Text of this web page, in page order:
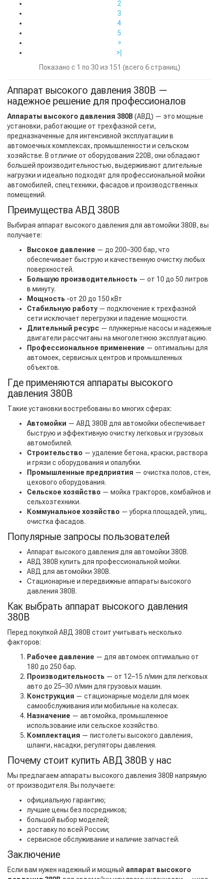
2
3
4
5
>
>|
Показано с 1 по 30 из 151 (всего 6 страниц)
Аппарат высокого давления 380В —
надежное решение для профессионалов
Аппараты высокого давления 380В (АВД) — это мощные
установки, работающие от трехфазной сети,
предназначенные для интенсивной эксплуатации в
автомоечных комплексах, промышленности и сельском
хозяйстве. В отличие от оборудования 220В, они обладают
большей производительностью, выдерживают длительные
нагрузки и идеально подходят для профессиональной мойки
автомобилей, спецтехники, фасадов и производственных
помещений.
Преимущества АВД 380В
Выбирая аппарат высокого давления для автомойки 380В, вы
получаете:
Высокое давление — до 200–300 бар, что
обеспечивает быструю и качественную очистку любых
поверхностей.
Большую производительность — от 10 до 50 литров
в минуту.
Мощность -от 20 до 150 кВт
Стабильную работу— подключение к трехфазной
сети исключает перегрузки и падение мощности.
Длительный ресурс — плунжерные насосы и надежные
двигатели рассчитаны на многолетнюю эксплуатацию.
Профессиональное применение — оптимальны для
автомоек, сервисных центров и промышленных
объектов.
Где применяются аппараты высокого
давления 380В
Такие установки востребованы во многих сферах:
Автомойки — АВД 380В для автомойки обеспечивает
быструю и эффективную очистку легковых и грузовых
автомобилей.
Строительство — удаление бетона, краски, раствора
и грязи с оборудования и опалубки.
Промышленные предприятия — очистка полов, стен,
цехового оборудования.
Сельское хозяйство — мойка тракторов, комбайнов и
сельхозтехники.
Коммунальное хозяйство — уборка площадей, улиц,
очистка фасадов.
Популярные запросы пользователей
Аппарат высокого давления для автомойки 380В.
АВД 380В купить для профессиональной мойки.
АВД для автомойки 380В.
Стационарные и передвижные аппараты высокого
давления 380В.
Как выбрать аппарат высокого давления
380В
Перед покупкой АВД 380В стоит учитывать несколько
факторов:
Рабочее давление — для автомоек оптимально от
180 до 250 бар.
Производительность — от 12–15 л/мин для легковых
авто до 25–30 л/мин для грузовых машин.
Конструкция — стационарные модели для моек
самообслуживания или мобильные на колесах.
Назначение — автомойка, промышленное
использование или сельское хозяйство.
Комплектация — пистолеты высокого давления,
шланги, насадки, регуляторы давления.
Почему стоит купить АВД 380В у нас
Мы предлагаем аппараты высокого давления 380В напрямую
от производителя. Вы получаете:
официальную гарантию;
лучшие цены без посредников;
большой выбор моделей;
доставку по всей России;
сервисное обслуживание и наличие запчастей.
Заключение
Если вам нужен надежный и мощный аппарат высокого